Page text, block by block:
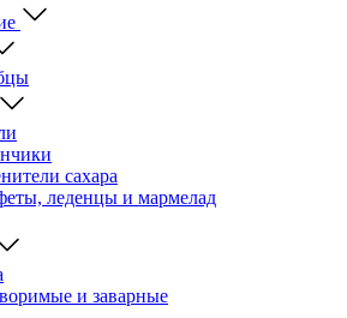
сахара
леденцы и мармелад
и заварные